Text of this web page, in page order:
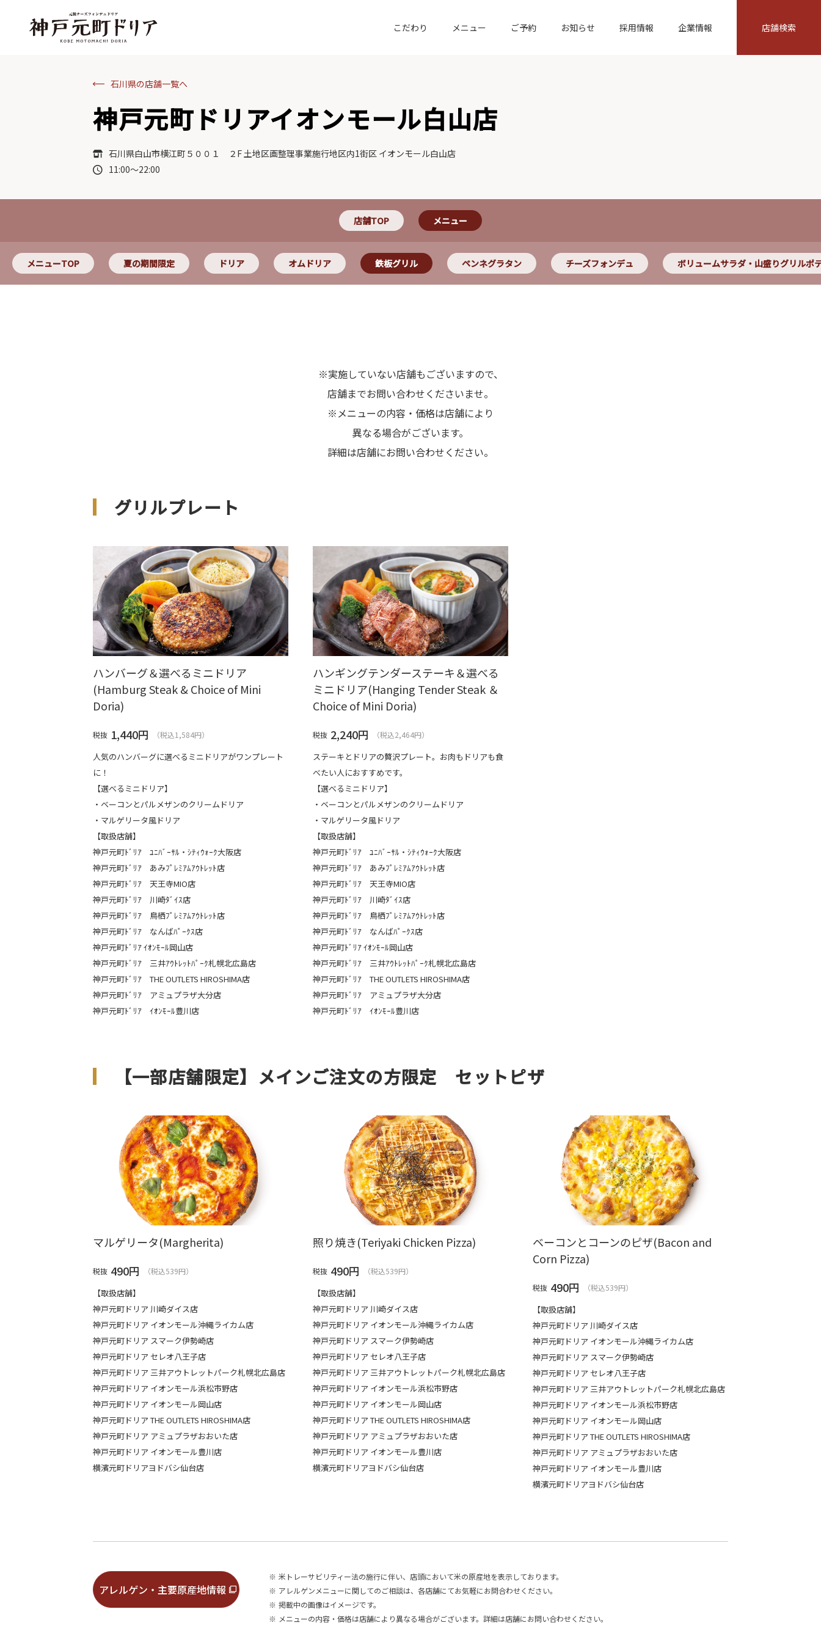
こだわり メニュー ご予約 お知らせ 採用情報 企業情報 店舗検索
石川県の店舗一覧へ
神戸元町ドリアイオンモール白山店
石川県白山市横江町５００１ ２F 土地区画整理事業施行地区内1街区 イオンモール白山店
11:00～22:00
店舗TOP メニュー
メニューTOP 夏の期間限定 ドリア オムドリア 鉄板グリル ペンネグラタン チーズフォンデュ ボリュームサラダ・山盛りグリルポ
※実施していない店舗もございますので、
店舗までお問い合わせくださいませ。
※メニューの内容・価格は店舗により
異なる場合がございます。
詳細は店舗にお問い合わせください。
グリルプレート
ハンバーグ＆選べるミニドリア
(Hamburg Steak & Choice of Mini
Doria)
税抜 1,440円 （税込1,584円）
人気のハンバーグに選べるミニドリアがワンプレート
に！
【選べるミニドリア】
・ベーコンとパルメザンのクリームドリア
・マルゲリータ風ドリア
【取扱店舗】
神戸元町ﾄﾞﾘｱ ﾕﾆﾊﾞｰｻﾙ・ｼﾃｨｳｫｰｸ大阪店
神戸元町ﾄﾞﾘｱ あみﾌﾟﾚﾐｱﾑｱｳﾄﾚｯﾄ店
神戸元町ﾄﾞﾘｱ 天王寺MIO店
神戸元町ﾄﾞﾘｱ 川崎ﾀﾞｲｽ店
神戸元町ﾄﾞﾘｱ 鳥栖ﾌﾟﾚﾐｱﾑｱｳﾄﾚｯﾄ店
神戸元町ﾄﾞﾘｱ なんばﾊﾟｰｸｽ店
神戸元町ﾄﾞﾘｱ ｲｵﾝﾓｰﾙ岡山店
神戸元町ﾄﾞﾘｱ 三井ｱｳﾄﾚｯﾄﾊﾟｰｸ札幌北広島店
神戸元町ﾄﾞﾘｱ THE OUTLETS HIROSHIMA店
神戸元町ﾄﾞﾘｱ アミュプラザ大分店
神戸元町ﾄﾞﾘｱ ｲｵﾝﾓｰﾙ豊川店
ハンギングテンダーステーキ＆選べる
ミニドリア(Hanging Tender Steak ＆
Choice of Mini Doria)
税抜 2,240円 （税込2,464円）
ステーキとドリアの贅沢プレート。お肉もドリアも食
べたい人におすすめです。
【選べるミニドリア】
・ベーコンとパルメザンのクリームドリア
・マルゲリータ風ドリア
【取扱店舗】
神戸元町ﾄﾞﾘｱ ﾕﾆﾊﾞｰｻﾙ・ｼﾃｨｳｫｰｸ大阪店
神戸元町ﾄﾞﾘｱ あみﾌﾟﾚﾐｱﾑｱｳﾄﾚｯﾄ店
神戸元町ﾄﾞﾘｱ 天王寺MIO店
神戸元町ﾄﾞﾘｱ 川崎ﾀﾞｲｽ店
神戸元町ﾄﾞﾘｱ 鳥栖ﾌﾟﾚﾐｱﾑｱｳﾄﾚｯﾄ店
神戸元町ﾄﾞﾘｱ なんばﾊﾟｰｸｽ店
神戸元町ﾄﾞﾘｱ ｲｵﾝﾓｰﾙ岡山店
神戸元町ﾄﾞﾘｱ 三井ｱｳﾄﾚｯﾄﾊﾟｰｸ札幌北広島店
神戸元町ﾄﾞﾘｱ THE OUTLETS HIROSHIMA店
神戸元町ﾄﾞﾘｱ アミュプラザ大分店
神戸元町ﾄﾞﾘｱ ｲｵﾝﾓｰﾙ豊川店
【一部店舗限定】メインご注文の方限定 セットピザ
マルゲリータ(Margherita)
税抜 490円 （税込539円）
【取扱店舗】
神戸元町ドリア 川崎ダイス店
神戸元町ドリア イオンモール沖縄ライカム店
神戸元町ドリア スマーク伊勢崎店
神戸元町ドリア セレオ八王子店
神戸元町ドリア 三井アウトレットパーク札幌北広島店
神戸元町ドリア イオンモール浜松市野店
神戸元町ドリア イオンモール岡山店
神戸元町ドリア THE OUTLETS HIROSHIMA店
神戸元町ドリア アミュプラザおおいた店
神戸元町ドリア イオンモール豊川店
横濱元町ドリアヨドバシ仙台店
照り焼き(Teriyaki Chicken Pizza)
税抜 490円 （税込539円）
【取扱店舗】
神戸元町ドリア 川崎ダイス店
神戸元町ドリア イオンモール沖縄ライカム店
神戸元町ドリア スマーク伊勢崎店
神戸元町ドリア セレオ八王子店
神戸元町ドリア 三井アウトレットパーク札幌北広島店
神戸元町ドリア イオンモール浜松市野店
神戸元町ドリア イオンモール岡山店
神戸元町ドリア THE OUTLETS HIROSHIMA店
神戸元町ドリア アミュプラザおおいた店
神戸元町ドリア イオンモール豊川店
横濱元町ドリアヨドバシ仙台店
ベーコンとコーンのピザ(Bacon and
Corn Pizza)
税抜 490円 （税込539円）
【取扱店舗】
神戸元町ドリア 川崎ダイス店
神戸元町ドリア イオンモール沖縄ライカム店
神戸元町ドリア スマーク伊勢崎店
神戸元町ドリア セレオ八王子店
神戸元町ドリア 三井アウトレットパーク札幌北広島店
神戸元町ドリア イオンモール浜松市野店
神戸元町ドリア イオンモール岡山店
神戸元町ドリア THE OUTLETS HIROSHIMA店
神戸元町ドリア アミュプラザおおいた店
神戸元町ドリア イオンモール豊川店
横濱元町ドリアヨドバシ仙台店
アレルゲン・主要原産地情報
※ 米トレーサビリティー法の施行に伴い、店頭において米の原産地を表示しております。
※ アレルゲンメニューに関してのご相談は、各店舗にてお気軽にお問合わせください。
※ 掲載中の画像はイメージです。
※ メニューの内容・価格は店舗により異なる場合がございます。詳細は店舗にお問い合わせください。